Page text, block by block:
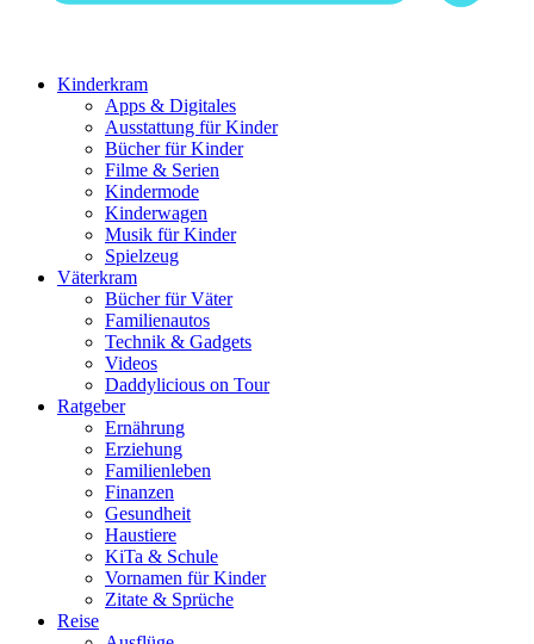
Kinderkram
Apps & Digitales
Ausstattung für Kinder
Bücher für Kinder
Filme & Serien
Kindermode
Kinderwagen
Musik für Kinder
Spielzeug
Väterkram
Bücher für Väter
Familienautos
Technik & Gadgets
Videos
Daddylicious on Tour
Ratgeber
Ernährung
Erziehung
Familienleben
Finanzen
Gesundheit
Haustiere
KiTa & Schule
Vornamen für Kinder
Zitate & Sprüche
Reise